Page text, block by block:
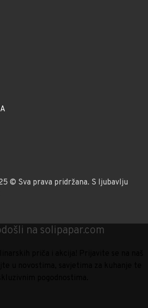
© Sva prava pridržana. S ljubavlju
na solipapar.com